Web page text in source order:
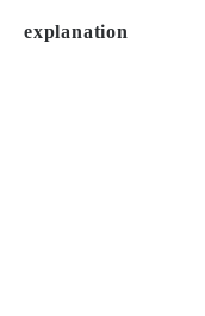
explanation